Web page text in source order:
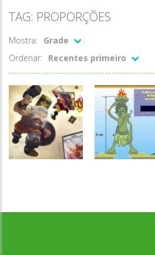
TAG: PROPORÇÕES
Mostra:
Grade
Ordenar:
Recentes primeiro
Números Números